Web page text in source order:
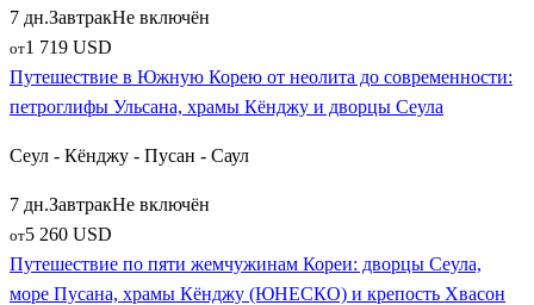
7 дн.ЗавтракНе включён
от1 719 USD
Путешествие в Южную Корею от неолита до современности:
петроглифы Ульсана, храмы Кёнджу и дворцы Сеула
Сеул - Кёнджу - Пусан - Саул
7 дн.ЗавтракНе включён
от5 260 USD
Путешествие по пяти жемчужинам Кореи: дворцы Сеула,
море Пусана, храмы Кёнджу (ЮНЕСКО) и крепость Хвасон